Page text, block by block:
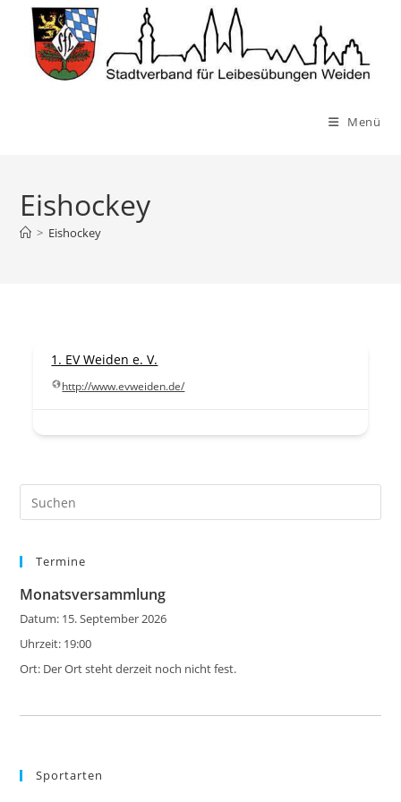
Inhalt
springen
Menü
Eishockey
> Eishockey
1. EV Weiden e. V.
http://www.evweiden.de/
Termine
Monatsversammlung
Datum: 15. September 2026
Uhrzeit: 19:00
Ort: Der Ort steht derzeit noch nicht fest.
Sportarten